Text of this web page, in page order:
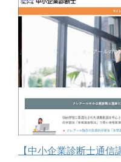
【中小企業診断士通